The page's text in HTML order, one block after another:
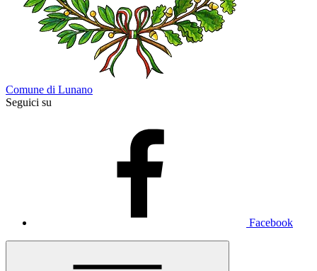
Comune di Lunano
Seguici su
Facebook